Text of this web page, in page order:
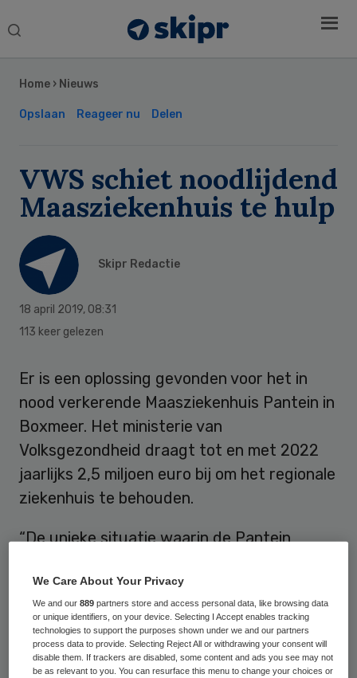
Search
Home › Nieuws
Opslaan Reageer nu Delen
VWS schiet noodlijdend
Maasziekenhuis te hulp
Skipr Redactie
18 april 2019, 08:31
113 keer gelezen
Er is een oplossing gevonden voor het in
nood verkerende Maasziekenhuis Pantein in
Boxmeer. Het ministerie van
Volksgezondheid draagt tot en met 2022
jaarlijks 2,5 miljoen euro bij om het regionale
ziekenhuis te behouden.
“De unieke situatie waarin de Pantein
specifieke geval betrokkenheid van de
overheid noodzakelijk om de continuïteit
van zorg te garanderen”,schrijft minister
Bruno Bruins aan de Kamer.
Sidebar
We Care About Your Privacy
We and our889 partners store and access personal data, like browsing data
or unique identifiers, on your device. Selecting I Accept enables tracking
technologies to support the purposes shown under we and our partners
process data to provide. Selecting Reject All or withdrawing your consent will
disable them. If trackers are disabled, some content and ads you see may not
be as relevant to you. You can resurface this menu to change your choices or